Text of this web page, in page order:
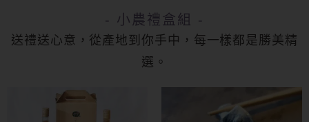
- 小農禮盒組 -
送禮送心意，從產地到你手中，每一樣都是勝美精
選。